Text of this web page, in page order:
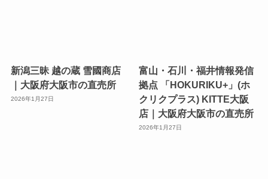
新潟三昧 越の蔵 雪國商店
｜大阪府大阪市の直売所
2026年1月27日
富山・石川・福井情報発信
拠点 「HOKURIKU+」(ホ
クリクプラス) KITTE大阪
店｜大阪府大阪市の直売所
2026年1月27日